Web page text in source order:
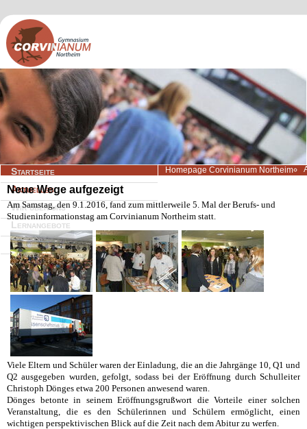
Navigation
überspringen
Startseite
Aktuelles
Wir über uns
Lernangebote
Beratung/Service
Kontakt
Homepage Corvinianum Northeim
Neue Wege aufgezeigt
Am Samstag, den 9.1.2016, fand zum mittlerweile 5. Mal der Berufs- und
Studieninformationstag am Corvinianum Northeim statt.
Viele Eltern und Schüler waren der Einladung, die an die Jahrgänge 10, Q1 und
Q2 ausgegeben wurden, gefolgt, sodass bei der Eröffnung durch Schulleiter
Christoph Dönges etwa 200 Personen anwesend waren.
Dönges betonte in seinem Eröffnungsgrußwort die Vorteile einer solchen
Veranstaltung, die es den Schülerinnen und Schülern ermöglicht, einen
wichtigen perspektivischen Blick auf die Zeit nach dem Abitur zu werfen.